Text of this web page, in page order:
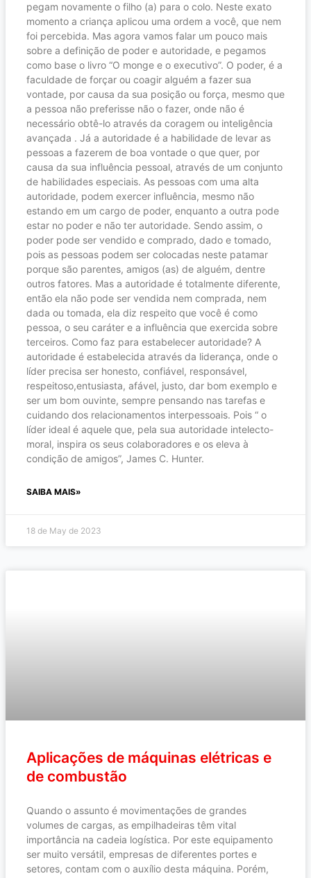
pegam novamente o filho (a) para o colo. Neste exato
momento a criança aplicou uma ordem a você, que nem
foi percebida. Mas agora vamos falar um pouco mais
sobre a definição de poder e autoridade, e pegamos
como base o livro “O monge e o executivo”. O poder, é a
faculdade de forçar ou coagir alguém a fazer sua
vontade, por causa da sua posição ou força, mesmo que
a pessoa não preferisse não o fazer, onde não é
necessário obtê-lo através da coragem ou inteligência
avançada . Já a autoridade é a habilidade de levar as
pessoas a fazerem de boa vontade o que quer, por
causa da sua influência pessoal, através de um conjunto
de habilidades especiais. As pessoas com uma alta
autoridade, podem exercer influência, mesmo não
estando em um cargo de poder, enquanto a outra pode
estar no poder e não ter autoridade. Sendo assim, o
poder pode ser vendido e comprado, dado e tomado,
pois as pessoas podem ser colocadas neste patamar
porque são parentes, amigos (as) de alguém, dentre
outros fatores. Mas a autoridade é totalmente diferente,
então ela não pode ser vendida nem comprada, nem
dada ou tomada, ela diz respeito que você é como
pessoa, o seu caráter e a influência que exercida sobre
terceiros. Como faz para estabelecer autoridade? A
autoridade é estabelecida através da liderança, onde o
líder precisa ser honesto, confiável, responsável,
respeitoso,entusiasta, afável, justo, dar bom exemplo e
ser um bom ouvinte, sempre pensando nas tarefas e
cuidando dos relacionamentos interpessoais. Pois “ o
líder ideal é aquele que, pela sua autoridade intelecto-
moral, inspira os seus colaboradores e os eleva à
condição de amigos”, James C. Hunter.
SAIBA MAIS»
18 de May de 2023
Aplicações de máquinas elétricas e
de combustão
Quando o assunto é movimentações de grandes
volumes de cargas, as empilhadeiras têm vital
importância na cadeia logística. Por este equipamento
ser muito versátil, empresas de diferentes portes e
setores, contam com o auxílio desta máquina. Porém,